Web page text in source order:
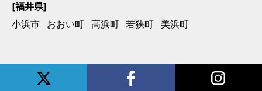
[福井県]
小浜市
おおい町 高浜町 若狭町 美浜町